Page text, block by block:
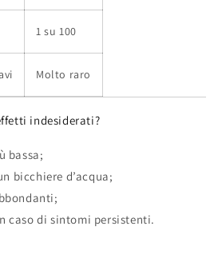
1 su 100
Molto raro
indesiderati?
bassa;
bicchiere d’acqua;
caso di sintomi persistenti.